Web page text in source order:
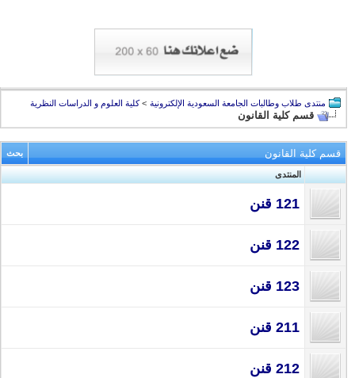
منتدى طلاب وطالبات الجامعة السعودية الإلكترونية > كلية العلوم و الدراسات النظرية
قسم كلية القانون
قسم كلية القانون بحث
المنتدى
121 قنن
122 قنن
123 قنن
211 قنن
212 قنن